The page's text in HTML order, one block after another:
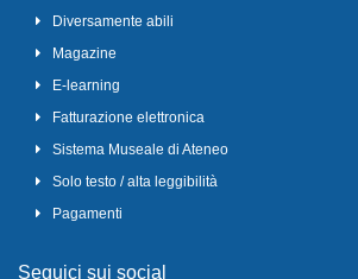
Diversamente abili
Magazine
E-learning
Fatturazione elettronica
Sistema Museale di Ateneo
Solo testo / alta leggibilità
Pagamenti
Seguici sui social